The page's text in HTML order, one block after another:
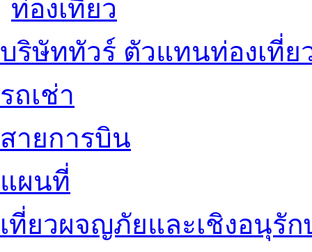
บริษัททัวร์ ตัวแทนท่องเที่ย
รถเช่า
สายการบิน
แผนที่
เที่ยวผจญภัยและเชิงอนุรัก